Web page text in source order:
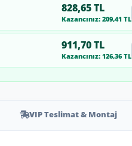
828,65 TL
Kazancınız: 209,41 TL
911,70 TL
Kazancınız: 126,36 TL
VIP Teslimat & Montaj